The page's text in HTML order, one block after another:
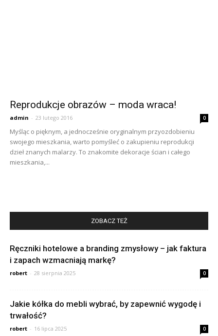
Reprodukcje obrazów – moda wraca!
admin - 23 lutego 2016 0
Myśląc o pięknym, a jednocześnie oryginalnym przyozdobieniu
swojego mieszkania, warto pomyśleć o zakupieniu reprodukcji
dzieł znanych malarzy. To znakomite dekoracje ścian i całego
mieszkania,...
ZOBACZ TEŻ
Ręczniki hotelowe a branding zmysłowy – jak faktura
i zapach wzmacniają markę?
robert - 28 sierpnia 2025 0
Jakie kółka do mebli wybrać, by zapewnić wygodę i
trwałość?
robert - 16 lipca 2025 0